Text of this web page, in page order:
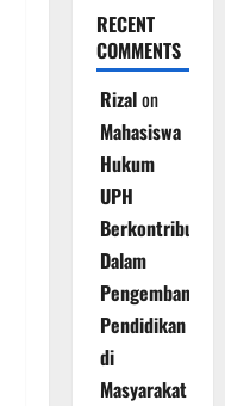
RECENT
COMMENTS
Rizalon
Mahasiswa
Hukum
UPH
Berkontribusi
Dalam
Pengembangan
Pendidikan
di
Masyarakat